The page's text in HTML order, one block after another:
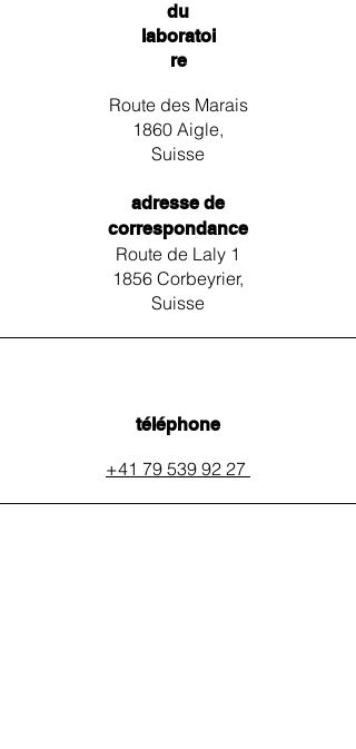
du
laboratoi
re
Route des Marais
1860 Aigle,
Suisse
adresse de
correspondance
Route de Laly 1
1856 Corbeyrier,
Suisse
téléphone
+41 79 539 92 27